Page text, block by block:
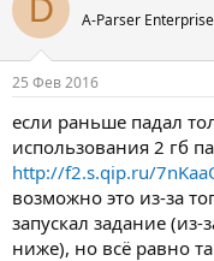
т
е
м
ы
н
а
л
D A-Parser
25 Фев 2016
если раньше падал
использования 2 гб
http://f2.s.qip.ru/
возможно это из-за
запускал задание
ниже), но всё равно